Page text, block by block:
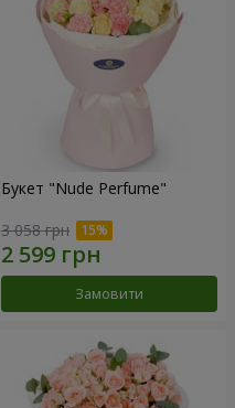
Букет "Nude Perfume"
3 058 грн
Замовити